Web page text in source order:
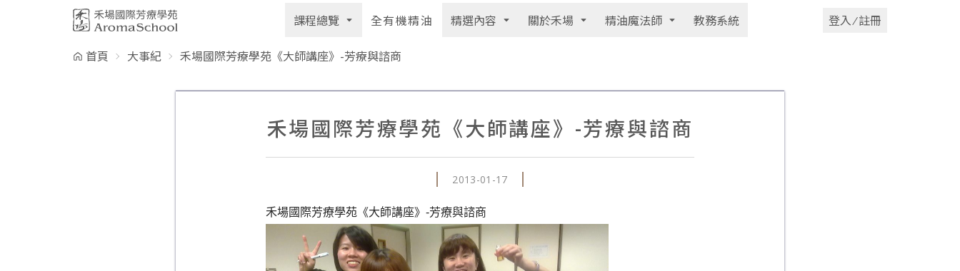
課程總覽 全有機精油 精選內容 關於禾場 精油魔法師 教務系統 登入 ⁄ 註冊
首頁 大事紀 禾場國際芳療學苑《大師講座》-芳療與諮商
禾場國際芳療學苑《大師講座》-芳療與諮商
2013-01-17
禾場國際芳療學苑《大師講座》-芳療與諮商